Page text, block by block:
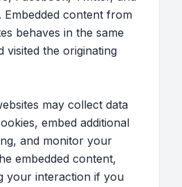
Embedded content from
behaves in the same
visited the originating
may collect data
embed additional
and monitor your
embedded content,
your interaction if you